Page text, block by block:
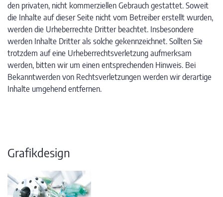
den privaten, nicht kommerziellen Gebrauch gestattet. Soweit
die Inhalte auf dieser Seite nicht vom Betreiber erstellt wurden,
werden die Urheberrechte Dritter beachtet. Insbesondere
werden Inhalte Dritter als solche gekennzeichnet. Sollten Sie
trotzdem auf eine Urheberrechtsverletzung aufmerksam
werden, bitten wir um einen entsprechenden Hinweis. Bei
Bekanntwerden von Rechtsverletzungen werden wir derartige
Inhalte umgehend entfernen.
Grafikdesign